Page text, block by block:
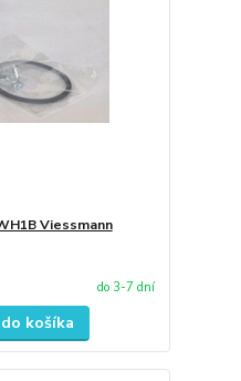
Viessmann
do 3-7 dní
košíka